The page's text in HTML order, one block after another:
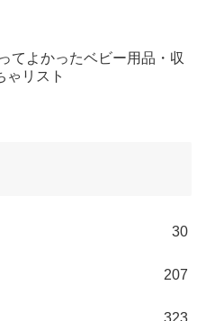
てよかったベビー用品・収
ゃリスト
30
207
323